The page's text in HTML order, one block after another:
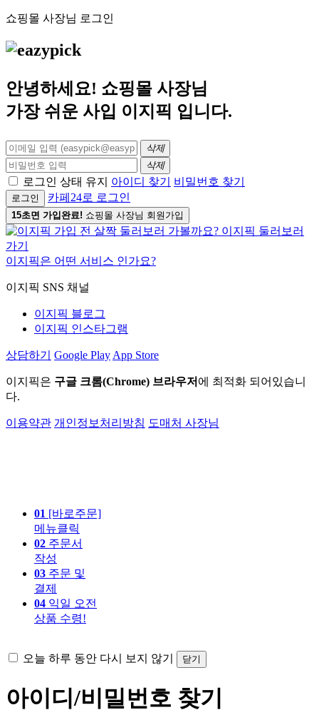
쇼핑몰 사장님 로그인
안녕하세요! 쇼핑몰 사장님
가장 쉬운 사입 이지픽 입니다.
삭제
삭제
로그인 상태 유지 아이디 찾기 비밀번호 찾기
로그인 카페24로 로그인
15초면 가입완료! 쇼핑몰 사장님 회원가입
이지픽은 어떤 서비스 인가요?
이지픽 SNS 채널
이지픽 블로그
이지픽 인스타그램
상담하기 Google Play App Store
이지픽은 구글 크롬(Chrome) 브라우저 에 최적화 되어있습니
다.
이용약관 개인정보처리방침 도매처 사장님
01 [바로주문]
메뉴클릭
02 주문서
작성
03 주문 및
결제
04 익일 오전
상품 수령!
오늘 하루 동안 다시 보지 않기 닫기
아이디/비밀번호 찾기